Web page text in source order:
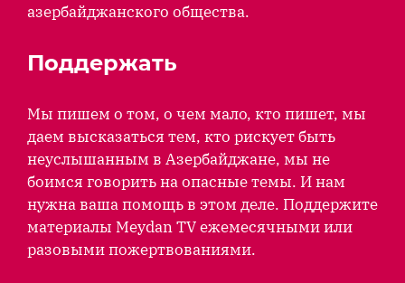
азербайджанского общества.
Поддержать
Мы пишем о том, о чем мало, кто пишет, мы
даем высказаться тем, кто рискует быть
неуслышанным в Азербайджане, мы не
боимся говорить на опасные темы. И нам
нужна ваша помощь в этом деле. Поддержите
материалы Meydan TV ежемесячными или
разовыми пожертвованиями.